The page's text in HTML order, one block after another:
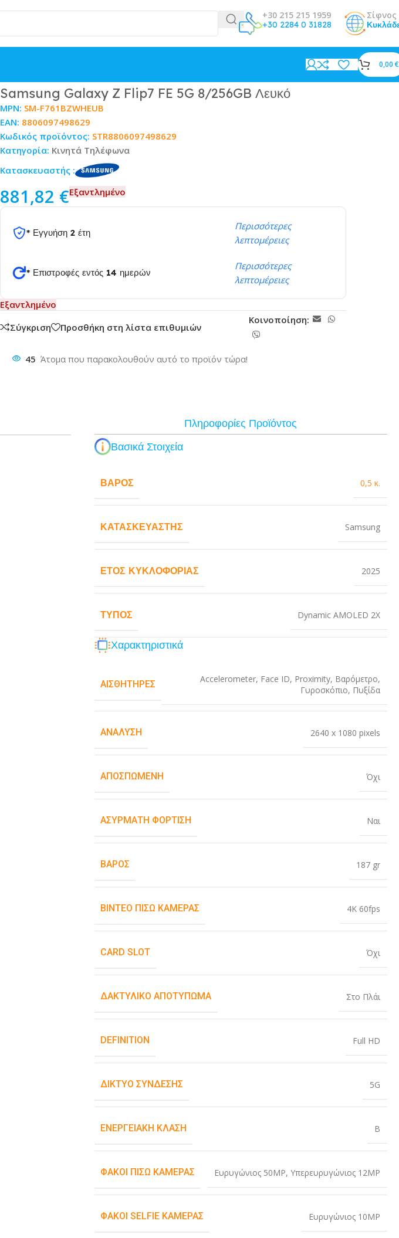
+30 215 215 1959
+30 2284 0 31828
Σίφνος
0,00 €
Samsung Galaxy Z Flip7 FE 5G 8/256GB Λευκό
Κατασκευαστής :
MPN: SM-F761BZWHEUB
EAN: 8806097498629
Κωδικός προϊόντος: STR8806097498629
Κατηγορία: Κινητά Τηλέφωνα
881,82 €Εξαντλημένο
* Εγγυήση 2 έτη
Περισσότερες
λεπτομέρειες
* Επιστροφές εντός 14 ημερών
Περισσότερες
λεπτομέρειες
Εξαντλημένο
Σύγκριση
Προσθήκη στη λίστα επιθυμιών
Κοινοποίηση:
45 Άτομα που παρακολουθούν αυτό το προϊόν τώρα!
Πληροφορίες Προϊόντος
Βασικά Στοιχεία
ΒΆΡΟΣ 0,5 κ.
ΚΑΤΑΣΚΕΥΑΣΤΉΣ Samsung
ΈΤΟΣ ΚΥΚΛΟΦΟΡΊΑΣ 2025
ΤΎΠΟΣ Dynamic AMOLED 2X
Χαρακτηριστικά
ΑΙΣΘΗΤΉΡΕΣ Accelerometer, Face ID, Proximity, Βαρόμετρο,
Γυροσκόπιο, Πυξίδα
ΑΝΆΛΥΣΗ 2640 x 1080 pixels
ΑΠΟΣΠΏΜΕΝΗ Όχι
ΑΣΎΡΜΑΤΗ ΦΌΡΤΙΣΗ Ναι
ΒΆΡΟΣ 187 gr
ΒΊΝΤΕΟ ΠΊΣΩ ΚΆΜΕΡΑΣ 4K 60fps
CARD SLOT Όχι
ΔΑΚΤΥΛΙΚΌ ΑΠΟΤΎΠΩΜΑ Στο Πλάι
DEFINITION Full HD
ΔΊΚΤΥΟ ΣΎΝΔΕΣΗΣ 5G
ΕΝΕΡΓΕΙΑΚΉ ΚΛΆΣΗ B
ΦΑΚΟΊ ΠΊΣΩ ΚΆΜΕΡΑΣ Ευρυγώνιος 50MP, Υπερευρυγώνιος 12MP
ΦΑΚΟΊ SELFIE ΚΆΜΕΡΑΣ Ευρυγώνιος 10MP